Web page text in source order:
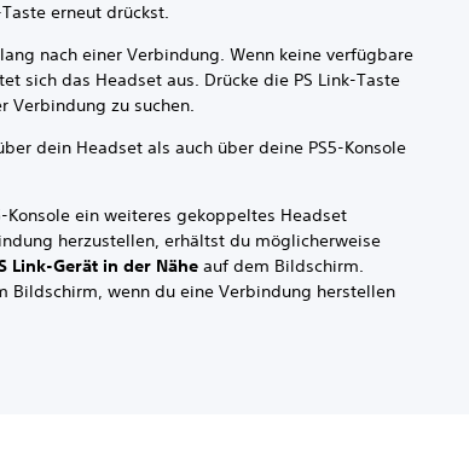
erneut drückst.
nach einer Verbindung. Wenn keine verfügbare
sich das Headset aus. Drücke die PS Link-Taste
Verbindung zu suchen.
dein Headset als auch über deine PS5-Konsole
Konsole ein weiteres gekoppeltes Headset
herzustellen, erhältst du möglicherweise
Link-Gerät in der Nähe auf dem Bildschirm.
Bildschirm, wenn du eine Verbindung herstellen